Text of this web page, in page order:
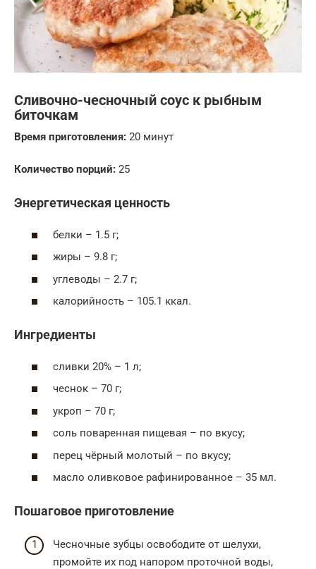
Сливочно-чесночный соус к рыбным
биточкам
Время приготовления: 20 минут
Количество порций: 25
Энергетическая ценность
белки – 1.5 г;
жиры – 9.8 г;
углеводы – 2.7 г;
калорийность – 105.1 ккал.
Ингредиенты
сливки 20% – 1 л;
чеснок – 70 г;
укроп – 70 г;
соль поваренная пищевая – по вкусу;
перец чёрный молотый – по вкусу;
масло оливковое рафинированное – 35 мл.
Пошаговое приготовление
Чесночные зубцы освободите от шелухи,
промойте их под напором проточной воды,